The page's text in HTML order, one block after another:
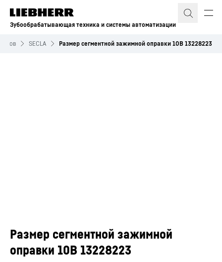
Зубообрабатывающая техника и системы автоматизации
SECLA Размер сегментной зажимной оправки 10B 13228223
Размер сегментной зажимной
оправки 10B 13228223